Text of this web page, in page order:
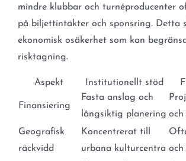
mindre klubbar och turnéproducenter
på biljettintäkter och sponsring. Detta
ekonomisk osäkerhet som kan
risktagning.
Aspekt Institutionellt stöd
Finansiering
Fasta anslag och
långsiktig planering och
Geografisk
räckvidd
Koncentrerat till
urbana kulturcentra